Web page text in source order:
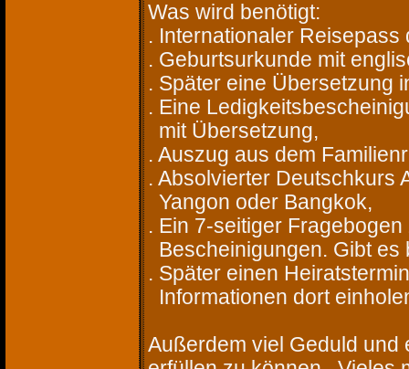
Was wird benötigt:
. Internationaler
. Geburtsurkunde mit
. Später eine Übersetzung
. Eine
mit Übersetzung,
. Auszug aus dem
. Absolvierter Deutschkurs
Yangon oder Bangkok,
. Ein 7-seitiger
Bescheinigungen. Gibt es
. Später einen
Informationen dort
Außerdem viel Geduld und